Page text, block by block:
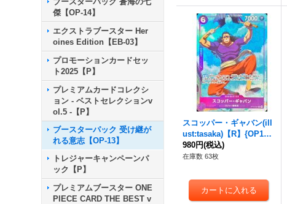
傑【OP-14】
エクストラブースター Her
oines Edition【EB-03】
プロモーションカードセッ
ト2025【P】
プレミアムカードコレクシ
ョン - ベストセレクションv
ol.5 -【P】
ブースターパック 受け継が
れる意志【OP-13】
トレジャーキャンペーンパ
ック【P】
プレミアムブースター ONE
PIECE CARD THE BEST v
スコッパー・ギャバン(ill
ust:tasaka)【R】{OP13-0
67}
980円(税込)
在庫数 63枚